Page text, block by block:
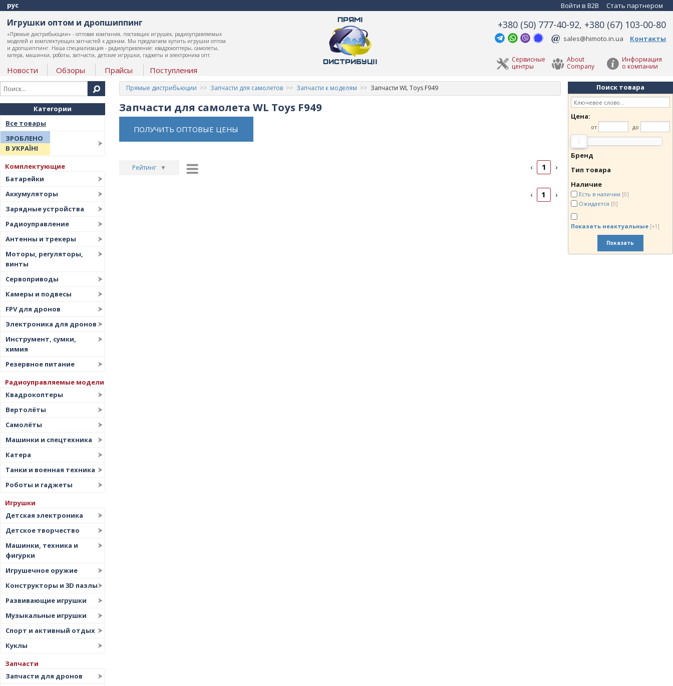
рус Войти в B2B Стать партнером
Игрушки оптом и дропшиппинг
«Прямые дистрибьюции» - оптовая компания, поставщик игрушек, радиоуправляемых
моделей и комплектующих запчастей к дронам. Мы предлагаем купить игрушки оптом
и дропшиппинг. Наша специализация - радиоуправление: квадрокоптеры, самолеты,
катера, машинки, роботы, запчасти, детские игрушки, гаджеты и электроника опт.
Новости Обзоры Прайсы Поступления
+380 (50) 777-40-92, +380 (67) 103-00-80
sales@himoto.in.ua Контакты
Информация
о компании
About
Company
Сервисные
центры
Категории
Все товары
ЗРОБЛЕНО
В УКРАЇНІ
Комплектующие
Батарейки
Аккумуляторы
Зарядные устройства
Радиоуправление
Антенны и трекеры
Моторы, регуляторы,
винты
Сервоприводы
Камеры и подвесы
FPV для дронов
Электроника для дронов
Инструмент, сумки,
химия
Резервное питание
Радиоуправляемые модели
Квадрокоптеры
Вертолёты
Самолёты
Машинки и спецтехника
Катера
Танки и военная техника
Роботы и гаджеты
Игрушки
Детская электроника
Детское творчество
Машинки, техника и
фигурки
Игрушечное оружие
Конструкторы и 3D пазлы
Развивающие игрушки
Музыкальные игрушки
Спорт и активный отдых
Куклы
Запчасти
Запчасти для дронов
Прямые дистрибьюции Запчасти для самолетов Запчасти к моделям Запчасти WL Toys F949
Запчасти для самолета WL Toys F949
ПОЛУЧИТЬ ОПТОВЫЕ ЦЕНЫ
Рейтинг ▼
‹ 1 ›
‹ 1 ›
Поиск товара
Цена:
от до
Бренд
Тип товара
Наличие
Есть в наличии [0]
Ожидается [0]
Показать неактуальные [+1]
Показать